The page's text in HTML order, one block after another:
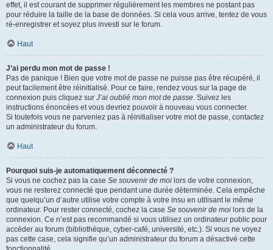
effet, il est courant de supprimer régulièrement les membres ne postant pas
pour réduire la taille de la base de données. Si cela vous arrive, tentez de vous
ré-enregistrer et soyez plus investi sur le forum.
Haut
J’ai perdu mon mot de passe !
Pas de panique ! Bien que votre mot de passe ne puisse pas être récupéré, il
peut facilement être réinitialisé. Pour ce faire, rendez vous sur la page de
connexion puis cliquez sur J’ai oublié mon mot de passe. Suivez les
instructions énoncées et vous devriez pouvoir à nouveau vous connecter.
Si toutefois vous ne parveniez pas à réinitialiser votre mot de passe, contactez
un administrateur du forum.
Haut
Pourquoi suis-je automatiquement déconnecté ?
Si vous ne cochez pas la case Se souvenir de moi lors de votre connexion,
vous ne resterez connecté que pendant une durée déterminée. Cela empêche
que quelqu’un d’autre utilise votre compte à votre insu en utilisant le même
ordinateur. Pour rester connecté, cochez la case Se souvenir de moi lors de la
connexion. Ce n’est pas recommandé si vous utilisez un ordinateur public pour
accéder au forum (bibliothèque, cyber-café, université, etc.). Si vous ne voyez
pas cette case, cela signifie qu’un administrateur du forum a désactivé cette